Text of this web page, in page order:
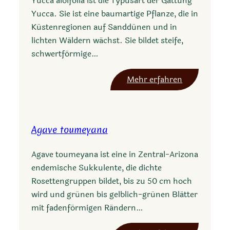
Yucca. Sie ist eine baumartige Pflanze, die in
Küstenregionen auf Sanddünen und in
lichten Wäldern wächst. Sie bildet steife,
schwertförmige…
Mehr erfahren
Y
a
o
i
o
Agave toumeyana
Agave toumeyana ist eine in Zentral-Arizona
endemische Sukkulente, die dichte
Rosettengruppen bildet, bis zu 50 cm hoch
wird und grünen bis gelblich-grünen Blätter
mit fadenförmigen Rändern…